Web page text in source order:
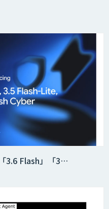
3.6 Flash」「3…